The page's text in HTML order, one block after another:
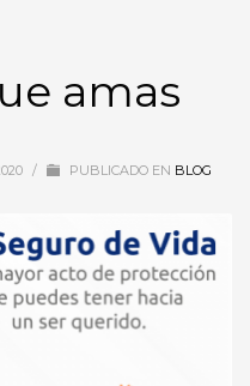
amas
/ PUBLICADO EN BLOG